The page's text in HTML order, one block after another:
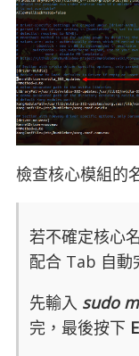
檢查核心模組的
若不確定核心
配合 Tab 自動
先輸入 sudo
完，最後按下